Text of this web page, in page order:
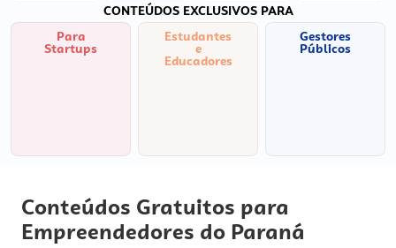
CONTEÚDOS EXCLUSIVOS PARA
Para
Startups
Estudantes
e
Educadores
Gestores
Públicos
Conteúdos Gratuitos para
Empreendedores do Paraná